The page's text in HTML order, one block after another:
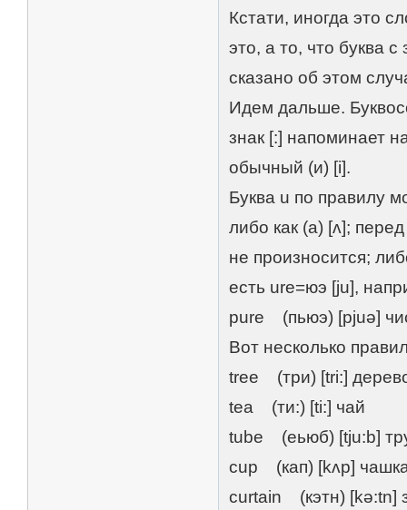
Кстати, иногда это
это, а то, что буква c
сказано об этом
Идем дальше.
знак [:] напоминает
обычный (и) [i].
Буква u по правилу
либо как (а) [ʌ];
не произносится;
есть ure=юэ [ju],
pure (пьюэ) [pjuə]
Вот несколько
tree (три) [tri:]
tea (ти:) [ti:] чай
tube (еьюб) [tju:b]
cup (кап) [kʌp]
curtain (кэтн) [kə:tn]